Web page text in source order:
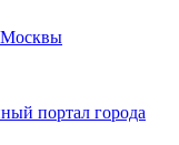
Москвы
портал города